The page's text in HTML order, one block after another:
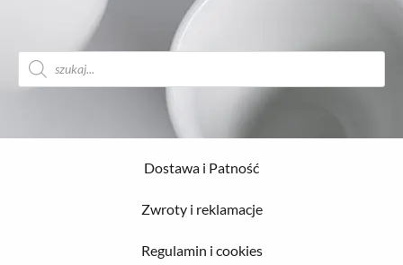
Wyszukiwarka
produktów
Dostawa i Patność
Zwroty i reklamacje
Regulamin i cookies